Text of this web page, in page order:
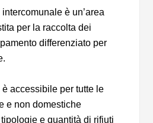
intercomunale è un’area
per la raccolta dei
differenziato per
è accessibile per tutte le
e non domestiche
e quantità di rifiuti